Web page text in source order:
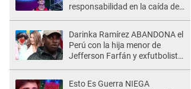
responsabilidad en la caída de
Darinka Ramírez ABANDONA el
Perú con la hija menor de
Jefferson Farfán y exfutbolista
Esto Es Guerra NIEGA